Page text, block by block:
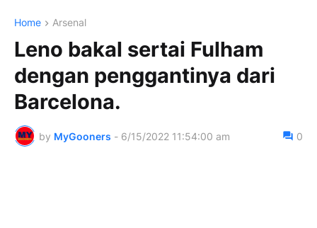
Home Arsenal
Leno bakal sertai Fulham
dengan penggantinya dari
Barcelona.
by MyGooners - 6/15/2022 11:54:00 am 0